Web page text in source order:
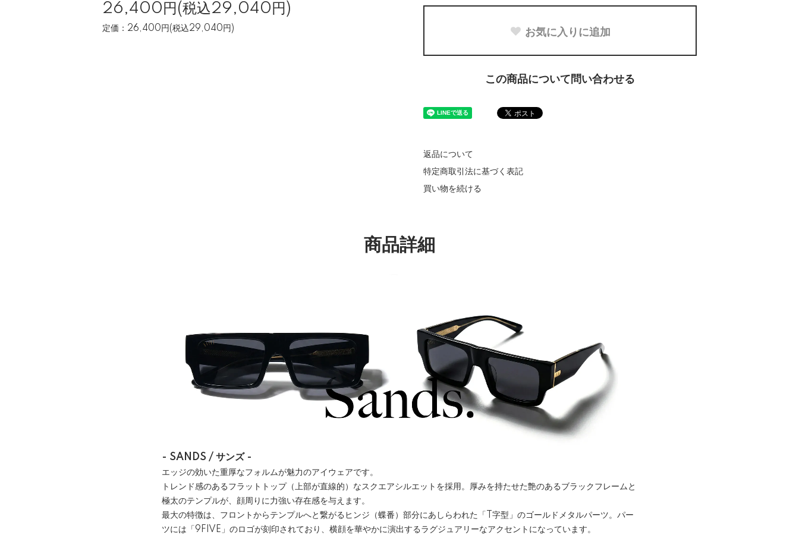
26,400円(税込29,040円)
定価：26,400円(税込29,040円) お気に入りに追加
この商品について問い合わせる
返品について
特定商取引法に基づく表記
買い物を続ける
商品詳細
- SANDS / サンズ -
エッジの効いた重厚なフォルムが魅力のアイウェアです。
トレンド感のあるフラットトップ（上部が直線的）なスクエアシルエットを採用。厚みを持たせた艶のあるブラックフレームと
極太のテンプルが、顔周りに力強い存在感を与えます。
最大の特徴は、フロントからテンプルへと繋がるヒンジ（蝶番）部分にあしらわれた「T字型」のゴールドメタルパーツ。パー
ツには「9FIVE」のロゴが刻印されており、横顔を華やかに演出するラグジュアリーなアクセントになっています。